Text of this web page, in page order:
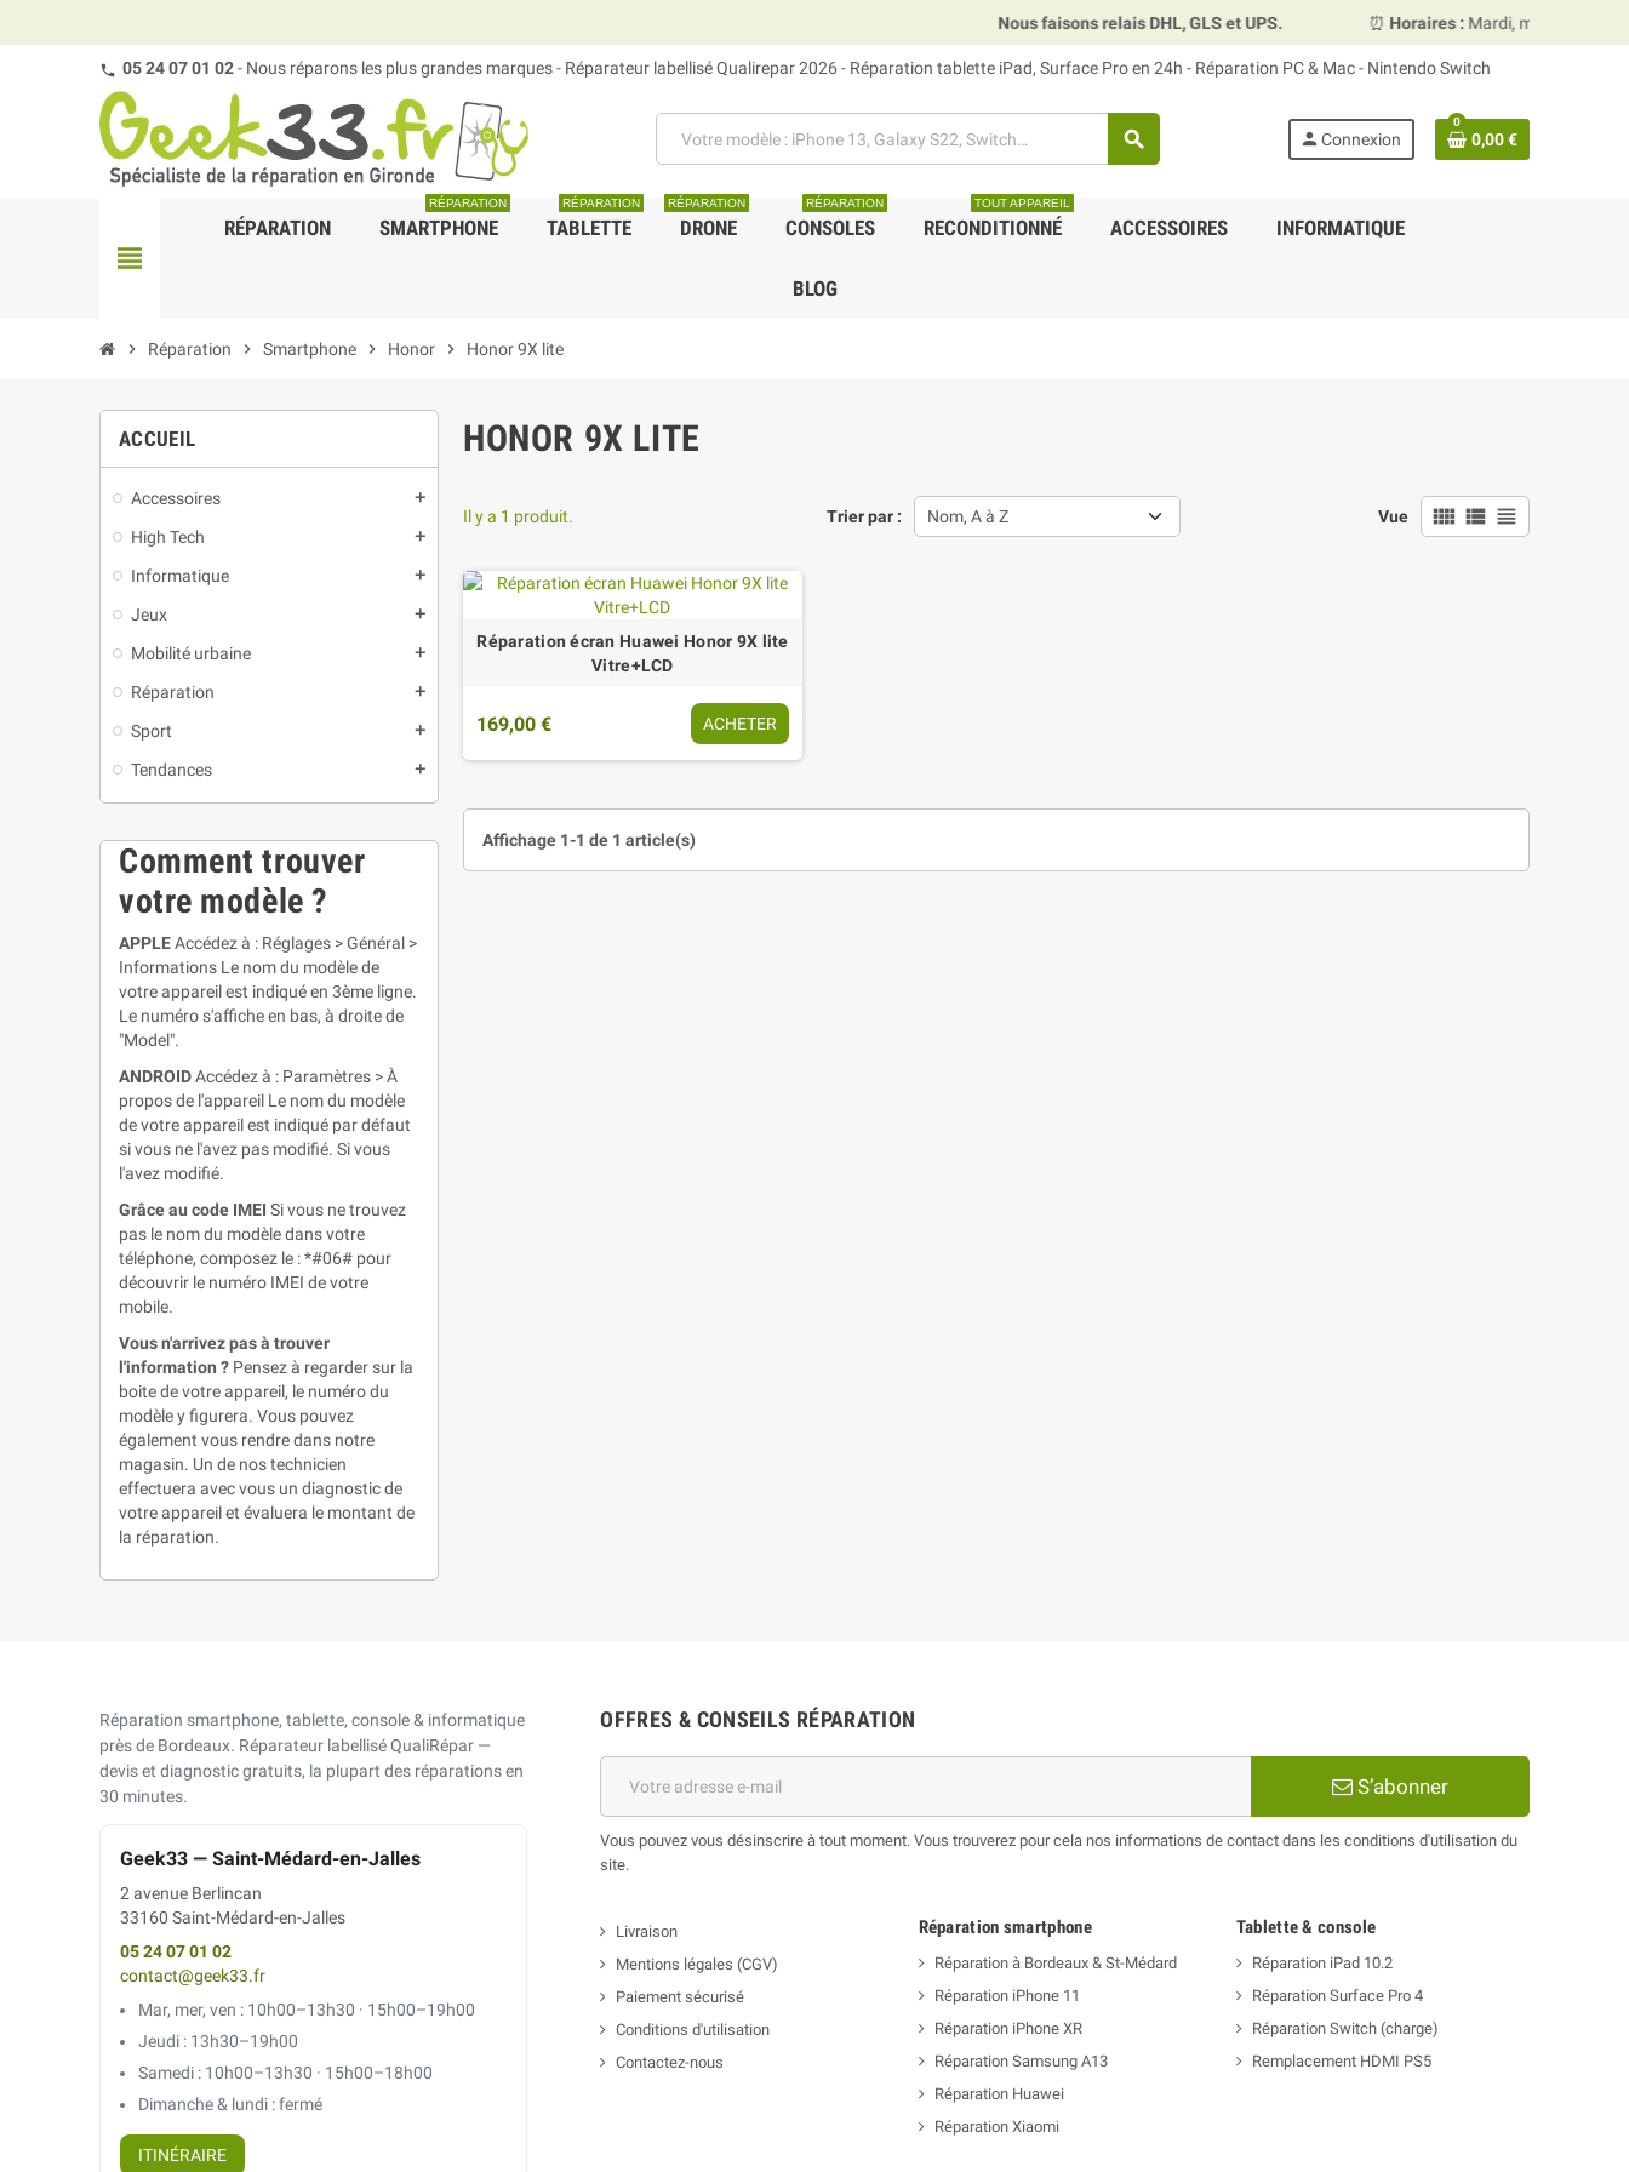
Nous faisons relais DHL, GLS et UPS. Horaires :Mardi, mercredi et
05 24 07 01 02- Nous réparons les plus grandes marques - Réparateur labellisé Qualirepar 2026 - Réparation tablette iPad, Surface Pro en 24h - Réparation PC & Mac - Nintendo Switch
search person Connexion
0
0,00 €
view_headline
RÉPARATION SMARTPHONE
RÉPARATION
TABLETTE
RÉPARATION
DRONE
RÉPARATION
CONSOLES
RÉPARATION
RECONDITIONNÉ
TOUT APPAREIL
ACCESSOIRES INFORMATIQUE
BLOG
chevron_right Réparation chevron_right Smartphone chevron_right Honor chevron_right Honor 9X lite
ACCUEIL
Accessoires add
High Tech add
Informatique add
Jeux add
Mobilité urbaine add
Réparation add
Sport add
Tendances add
Comment trouver
votre modèle ?
APPLEAccédez à : Réglages > Général >
Informations Le nom du modèle de
votre appareil est indiqué en 3ème ligne.
Le numéro s'affiche en bas, à droite de
"Model".
ANDROIDAccédez à : Paramètres > À
propos de l'appareil Le nom du modèle
de votre appareil est indiqué par défaut
si vous ne l'avez pas modifié. Si vous
l'avez modifié.
Grâce au code IMEI Si vous ne trouvez
pas le nom du modèle dans votre
téléphone, composez le : *#06# pour
découvrir le numéro IMEI de votre
mobile.
Vous n'arrivez pas à trouver
l'information ? Pensez à regarder sur la
boite de votre appareil, le numéro du
modèle y figurera. Vous pouvez
également vous rendre dans notre
magasin. Un de nos technicien
effectuera avec vous un diagnostic de
votre appareil et évaluera le montant de
la réparation.
HONOR 9X LITE
Trier par : Nom, A à Z Vue view_comfy view_list view_headline
Il y a 1 produit.
Réparation écran Huawei Honor 9X lite
Vitre+LCD
169,00 € ACHETER
Affichage 1-1 de 1 article(s)
Réparation smartphone, tablette, console & informatique
près de Bordeaux. Réparateur labellisé QualiRépar —
devis et diagnostic gratuits, la plupart des réparations en
30 minutes.
Geek33 — Saint-Médard-en-Jalles
2 avenue Berlincan
33160 Saint-Médard-en-Jalles
05 24 07 01 02
contact@geek33.fr
Mar, mer, ven : 10h00–13h30 · 15h00–19h00
Jeudi : 13h30–19h00
Samedi : 10h00–13h30 · 15h00–18h00
Dimanche & lundi : fermé
ITINÉRAIRE
OFFRES & CONSEILS RÉPARATION
S’abonner
Vous pouvez vous désinscrire à tout moment. Vous trouverez pour cela nos informations de contact dans les conditions d'utilisation du
site.
Livraison
Mentions légales (CGV)
Paiement sécurisé
Conditions d'utilisation
Contactez-nous
Réparation smartphone
Réparation à Bordeaux & St-Médard
Réparation iPhone 11
Réparation iPhone XR
Réparation Samsung A13
Réparation Huawei
Réparation Xiaomi
Tablette & console
Réparation iPad 10.2
Réparation Surface Pro 4
Réparation Switch (charge)
Remplacement HDMI PS5